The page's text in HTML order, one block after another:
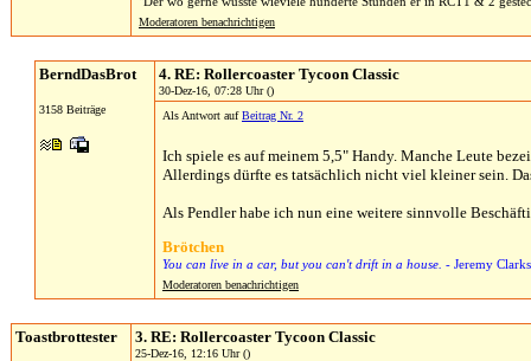
Moderatoren benachrichtigen
BerndDasBrot
3158 Beiträge
4. RE: Rollercoaster Tycoon Classic
30-Dez-16, 07:28 Uhr ()
Als Antwort aufBeitrag Nr. 2
Ich spiele es auf meinem 5,5" Handy. Manche Leute
Allerdings dürfte es tatsächlich nicht viel kleiner sein.
Als Pendler habe ich nun eine weitere sinnvolle
Brötchen
You can live in a car, but you can't drift in a house. - Jeremy
Moderatoren benachrichtigen
Toastbrottester 3. RE: Rollercoaster Tycoon Classic
25-Dez-16, 12:16 Uhr ()